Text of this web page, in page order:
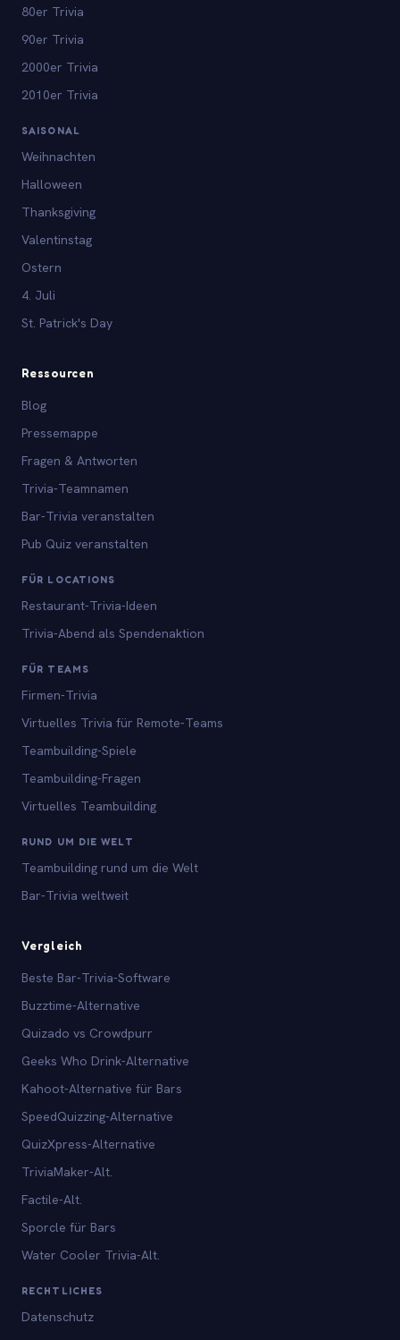
80er Trivia
90er Trivia
2000er Trivia
2010er Trivia
SAISONAL
Weihnachten
Halloween
Thanksgiving
Valentinstag
Ostern
4. Juli
St. Patrick's Day
Ressourcen
Blog
Pressemappe
Fragen & Antworten
Trivia-Teamnamen
Bar-Trivia veranstalten
Pub Quiz veranstalten
FÜR LOCATIONS
Restaurant-Trivia-Ideen
Trivia-Abend als Spendenaktion
FÜR TEAMS
Firmen-Trivia
Virtuelles Trivia für Remote-Teams
Teambuilding-Spiele
Teambuilding-Fragen
Virtuelles Teambuilding
RUND UM DIE WELT
Teambuilding rund um die Welt
Bar-Trivia weltweit
Vergleich
Beste Bar-Trivia-Software
Buzztime-Alternative
Quizado vs Crowdpurr
Geeks Who Drink-Alternative
Kahoot-Alternative für Bars
SpeedQuizzing-Alternative
QuizXpress-Alternative
TriviaMaker-Alt.
Factile-Alt.
Sporcle für Bars
Water Cooler Trivia-Alt.
RECHTLICHES
Datenschutz